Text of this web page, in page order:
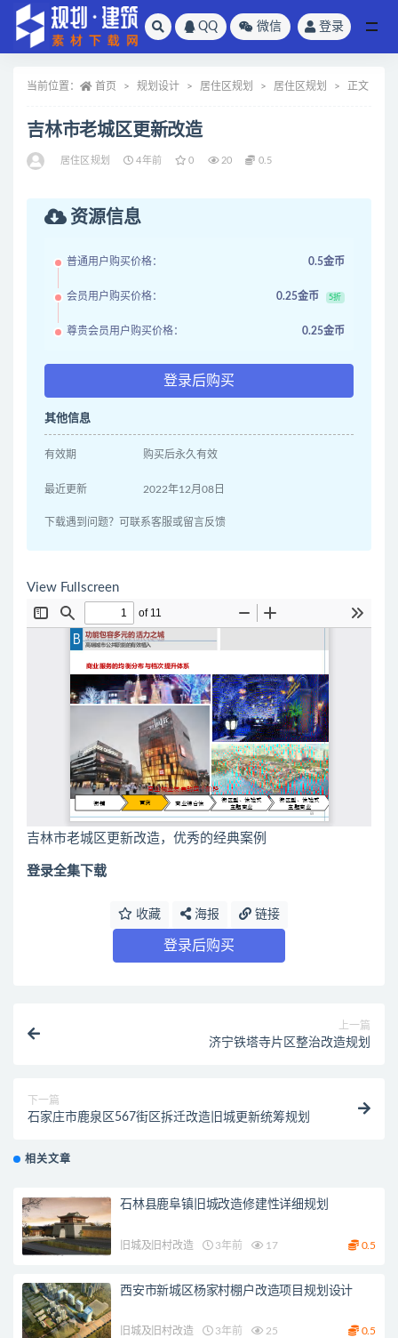
QQ 微信 登录
当前位置： 首页 规划设计 居住区规划 居住区规划 正文
吉林市老城区更新改造
居住区规划 4年前 0 20 0.5
资源信息
普通用户购买价格： 0.5金币
会员用户购买价格： 0.25金币 5折
尊贵会员用户购买价格： 0.25金币
登录后购买
其他信息
有效期 购买后永久有效
最近更新 2022年12月08日
下载遇到问题？可联系客服或留言反馈
View Fullscreen
吉林市老城区更新改造，优秀的经典案例
登录全集下载
收藏 海报 链接
登录后购买
上一篇
济宁铁塔寺片区整治改造规划
下一篇
石家庄市鹿泉区567街区拆迁改造旧城更新统筹规划
相关文章
石林县鹿阜镇旧城改造修建性详细规划
旧城及旧村改造 3年前 17 0.5
西安市新城区杨家村棚户改造项目规划设计
旧城及旧村改造 3年前 25 0.5
全部